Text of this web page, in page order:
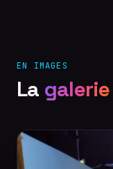
EN IMAGES
La galerie